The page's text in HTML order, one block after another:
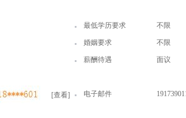
最低学历要求 不限
婚姻要求 不限
薪酬待遇 面议
[查看] 电子邮件